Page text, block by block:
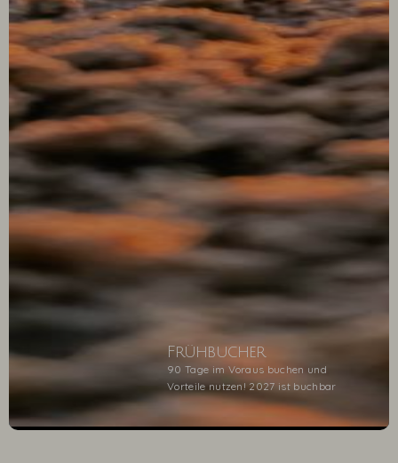
Frühbucher
90 Tage im Voraus buchen und
Vorteile nutzen! 2027 ist buchbar